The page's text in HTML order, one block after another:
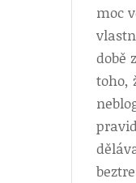
moc
době
toho,